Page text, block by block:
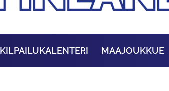
KILPAILUKALENTERI MAAJOUKKUE